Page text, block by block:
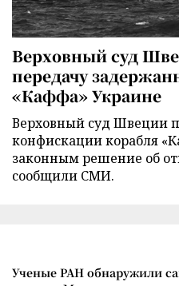
Верховный суд
передачу
«Каффа» Украине
Верховный суд Швеции
конфискации корабля
законным решение об
сообщили СМИ.
Ученые РАН обнаружили